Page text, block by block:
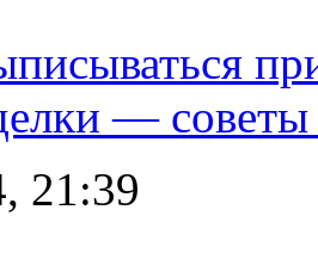
—
21:39